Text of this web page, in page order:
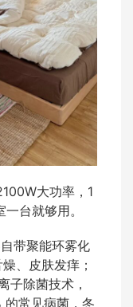
大功率，1
台就够用。
带聚能环雾化
、皮肤发痒；
子除菌技术，
常见病菌，冬